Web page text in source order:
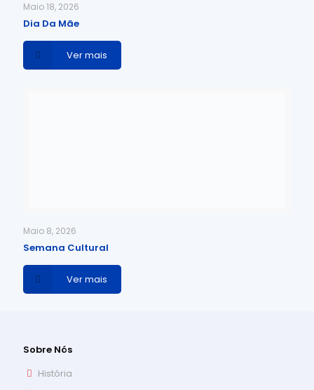
Maio 18, 2026
Dia Da Mãe
Ver mais
Maio 8, 2026
Semana Cultural
Ver mais
Sobre Nós
História